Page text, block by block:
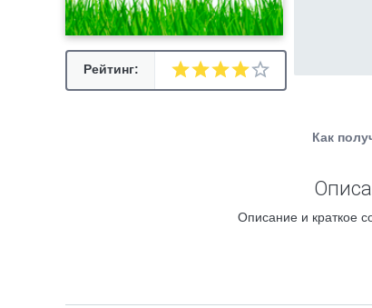
Рейтинг:
Как
Описание и краткое